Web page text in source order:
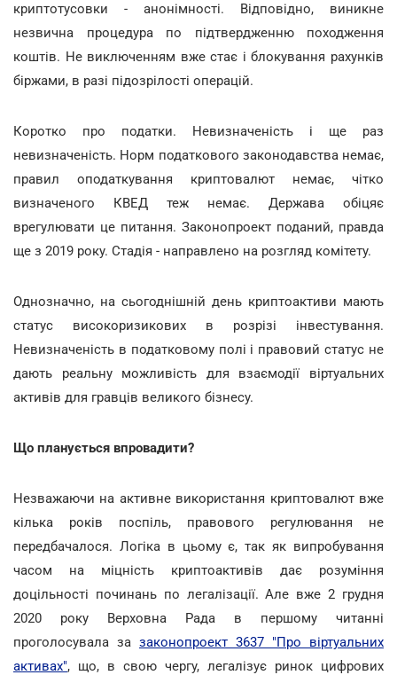
криптотусовки - анонімності. Відповідно, виникне
незвична процедура по підтвердженню походження
коштів. Не виключенням вже стає і блокування рахунків
біржами, в разі підозрілості операцій.
Коротко про податки. Невизначеність і ще раз
невизначеність. Норм податкового законодавства немає,
правил оподаткування криптовалют немає, чітко
визначеного КВЕД теж немає. Держава обіцяє
врегулювати це питання. Законопроект поданий, правда
ще з 2019 року. Стадія - направлено на розгляд комітету.
Однозначно, на сьогоднішній день криптоактиви мають
статус високоризикових в розрізі інвестування.
Невизначеність в податковому полі і правовий статус не
дають реальну можливість для взаємодії віртуальних
активів для гравців великого бізнесу.
Що планується впровадити?
Незважаючи на активне використання криптовалют вже
кілька років поспіль, правового регулювання не
передбачалося. Логіка в цьому є, так як випробування
часом на міцність криптоактивів дає розуміння
доцільності починань по легалізації. Але вже 2 грудня
2020 року Верховна Рада в першому читанні
проголосувала за законопроект 3637 "Про віртуальних
активах", що, в свою чергу, легалізує ринок цифрових